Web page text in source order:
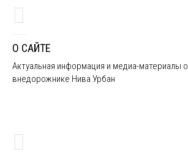
О САЙТЕ
Актуальная информация и медиа-материалы о
внедорожнике Нива Урбан